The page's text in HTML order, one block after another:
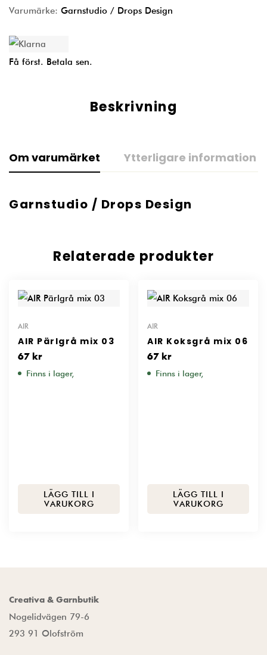
Varumärke: Garnstudio / Drops Design
Få först. Betala sen.
Beskrivning
Om varumärket Ytterligare information
Garnstudio / Drops Design
Relaterade produkter
AIR
AIR Pärlgrå mix 03
67 kr
Finns i lager,
LÄGG TILL I
VARUKORG
AIR
AIR Koksgrå mix 06
67 kr
Finns i lager,
LÄGG TILL I
VARUKORG
Creativa & Garnbutik
Nogelidvägen 79-6
293 91 Olofström